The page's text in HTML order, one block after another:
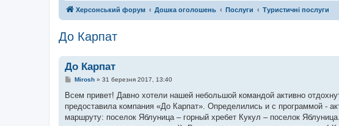
Херсонський форум Дошка оголошень Послуги Туристичні послуги
До Карпат
До Карпат
П
в
д
о
м
Mirosh» 31 березня 2017, 13:40
Всем привет! Давно хотели нашей небольшой командой активно
предоставила компания «До Карпат». Определились и с программой -
маршруту: поселок Яблуница – горный хребет Кукул – поселок